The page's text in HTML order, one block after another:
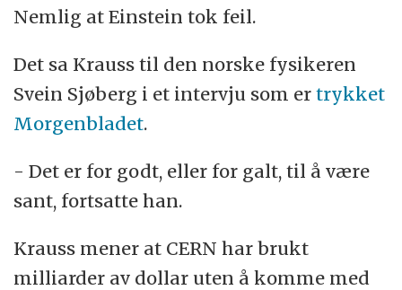
Nemlig at Einstein tok feil.
Det sa Krauss til den norske fysikeren
Svein Sjøberg i et intervju som ertrykket
Morgenbladet.
- Det er for godt, eller for galt, til å være
sant, fortsatte han.
Krauss mener at CERN har brukt
milliarder av dollar uten å komme med